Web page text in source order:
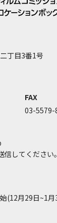
丁目3番1号
FAX
03-5579-
してください。
(12月29日~1月